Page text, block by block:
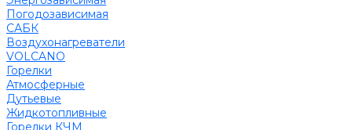
Погодозависимая
САБК
Воздухонагреватели
VOLCANO
Горелки
Атмосферные
Дутьевые
Жидкотопливные
Горелки КЧМ